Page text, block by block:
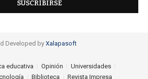
Developed by Xalapasoft
educativa Opinión
Universidades
Biblioteca Revista Impresa